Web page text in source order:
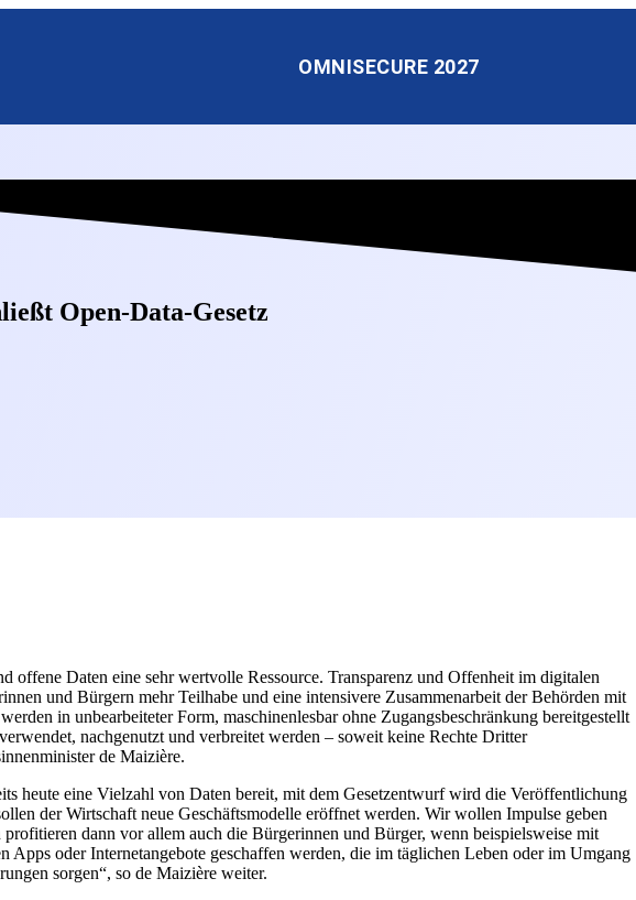
OMNISECURE 2027
Open-Data-Gesetz
offene Daten eine sehr wertvolle Ressource. Transparenz und Offenheit im digitalen
und Bürgern mehr Teilhabe und eine intensivere Zusammenarbeit der Behörden mit
in unbearbeiteter Form, maschinenlesbar ohne Zugangsbeschränkung bereitgestellt
nachgenutzt und verbreitet werden – soweit keine Rechte Dritter
de Maizière.
heute eine Vielzahl von Daten bereit, mit dem Gesetzentwurf wird die Veröffentlichung
der Wirtschaft neue Geschäftsmodelle eröffnet werden. Wir wollen Impulse geben
dann vor allem auch die Bürgerinnen und Bürger, wenn beispielsweise mit
Apps oder Internetangebote geschaffen werden, die im täglichen Leben oder im Umgang
sorgen“, so de Maizière weiter.